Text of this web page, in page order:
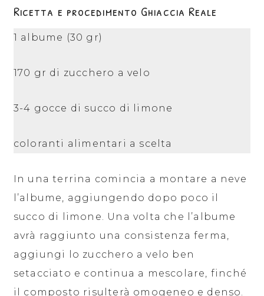
Ricetta e procedimento Ghiaccia Reale
1 albume (30 gr)
170 gr di zucchero a velo
3-4 gocce di succo di limone
coloranti alimentari a scelta
In una terrina comincia a montare a neve
l’albume, aggiungendo dopo poco il
succo di limone. Una volta che l’albume
avrà raggiunto una consistenza ferma,
aggiungi lo zucchero a velo ben
setacciato e continua a mescolare, finché
il composto risulterà omogeneo e denso.